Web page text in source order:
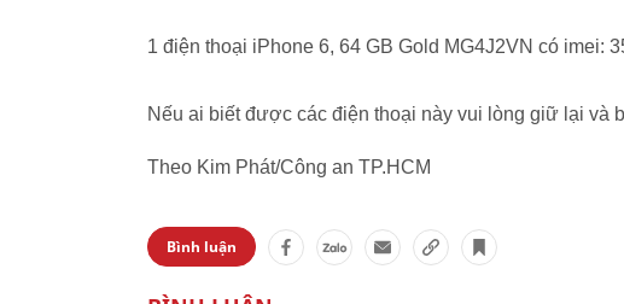
1 điện thoại iPhone 6, 64 GB Gold MG4J2VN có imei:
Nếu ai biết được các điện thoại này vui lòng giữ lại và
Theo Kim Phát/Công an TP.HCM
Bình luận